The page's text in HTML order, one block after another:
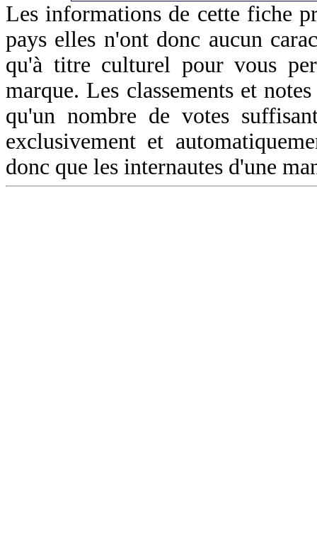
Les informations de cette fiche
pays elles n'ont donc aucun
qu'à titre culturel pour vous
marque. Les classements et
qu'un nombre de votes
exclusivement et
donc que les internautes d'une